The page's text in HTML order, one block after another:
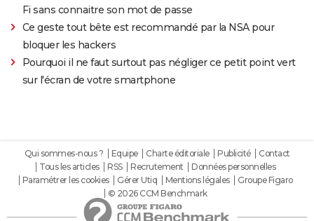
Fi sans connaitre son mot de passe
Ce geste tout bête est recommandé par la NSA pour
bloquer les hackers
Pourquoi il ne faut surtout pas négliger ce petit point vert
sur l'écran de votre smartphone
Qui sommes-nous ? Equipe Charte éditoriale Publicité
Contact
Tous les articles
RSS Recrutement
Données personnelles
Paramétrer les cookies
Gérer Utiq Mentions légales
Groupe Figaro
© 2026 CCM Benchmark